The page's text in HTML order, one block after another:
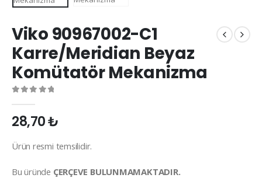
Viko 90967002-C1
Karre/Meridian Beyaz
Komütatör Mekanizma
28,70₺
Ürün resmi temsilidir.
Bu üründe ÇERÇEVE BULUNMAMAKTADIR.